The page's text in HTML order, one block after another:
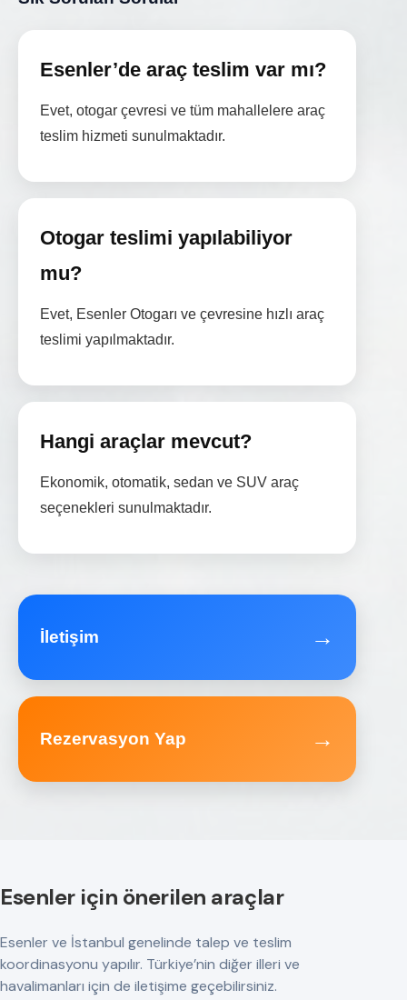
Esenler’de araç teslim var mı?
Evet, otogar çevresi ve tüm mahallelere araç
teslim hizmeti sunulmaktadır.
Otogar teslimi yapılabiliyor
mu?
Evet, Esenler Otogarı ve çevresine hızlı araç
teslimi yapılmaktadır.
Hangi araçlar mevcut?
Ekonomik, otomatik, sedan ve SUV araç
seçenekleri sunulmaktadır.
İletişim →
Rezervasyon Yap →
Esenler için önerilen araçlar
Esenler ve İstanbul genelinde talep ve teslim
koordinasyonu yapılır. Türkiye’nin diğer illeri ve
havalimanları için de iletişime geçebilirsiniz.